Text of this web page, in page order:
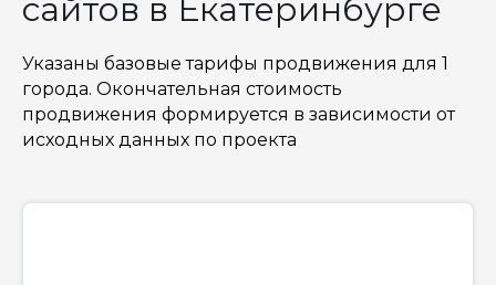
сайтов в Екатеринбурге
Указаны базовые тарифы продвижения для 1
города. Окончательная стоимость
продвижения формируется в зависимости от
исходных данных по проекта